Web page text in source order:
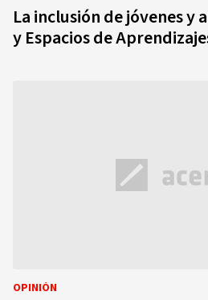
La inclusión de jóvenes y
y Espacios de
OPINIÓN